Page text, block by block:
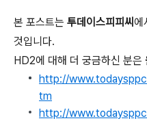
본 포스트는 투데이스피피씨에
것입니다.
HD2에 대해 더 궁금하신 분은
http://
tm
http://